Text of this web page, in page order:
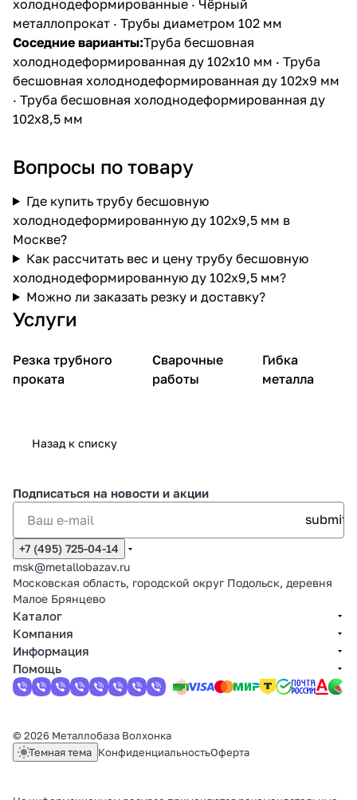
холоднодеформированные · Чёрный
металлопрокат · Трубы диаметром 102 мм
Соседние варианты:Труба бесшовная
холоднодеформированная ду 102х10 мм · Труба
бесшовная холоднодеформированная ду 102х9 мм
· Труба бесшовная холоднодеформированная ду
102х8,5 мм
Вопросы по товару
Где купить трубу бесшовную
холоднодеформированную ду 102х9,5 мм в
Москве?
Как рассчитать вес и цену трубу бесшовную
холоднодеформированную ду 102х9,5 мм?
Можно ли заказать резку и доставку?
Услуги
Резка трубного
проката
Сварочные
работы
Гибка
металла
Назад к списку
Подписаться на новости и акции
+7 (495) 725-04-14
msk@metallobazav.ru
Московская область, городской округ Подольск, деревня
Малое Брянцево
Каталог
Компания
Информация
Помощь
© 2026 Металлобаза Волхонка
Темная тема КонфиденциальностьОферта